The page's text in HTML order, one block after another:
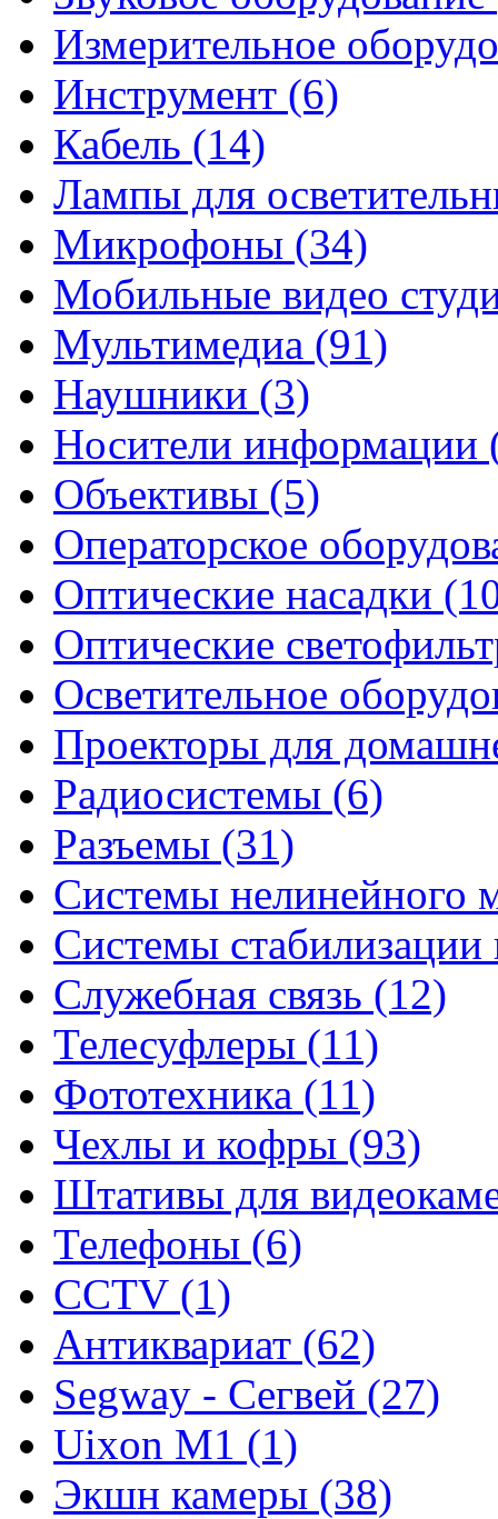
Измерительное
Инструмент (6)
Кабель (14)
Лампы для
Микрофоны (34)
Мобильные видео
Мультимедиа (91)
Наушники (3)
Носители информации
Объективы (5)
Операторское
Оптические насадки
Оптические
Осветительное
Проекторы для
Радиосистемы (6)
Разъемы (31)
Системы нелинейного
Системы
Служебная связь (12)
Телесуфлеры (11)
Фототехника (11)
Чехлы и кофры (93)
Штативы для
Телефоны (6)
CCTV (1)
Антиквариат (62)
Segway - Сегвей (27)
Uixon M1 (1)
Экшн камеры (38)